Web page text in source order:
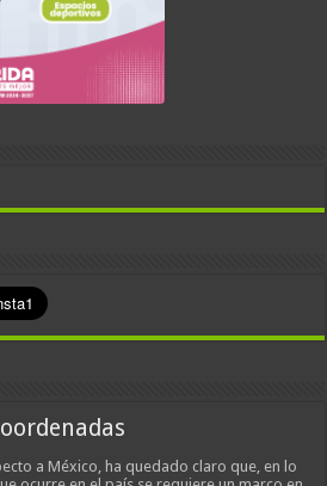
a México, ha quedado claro que, en lo